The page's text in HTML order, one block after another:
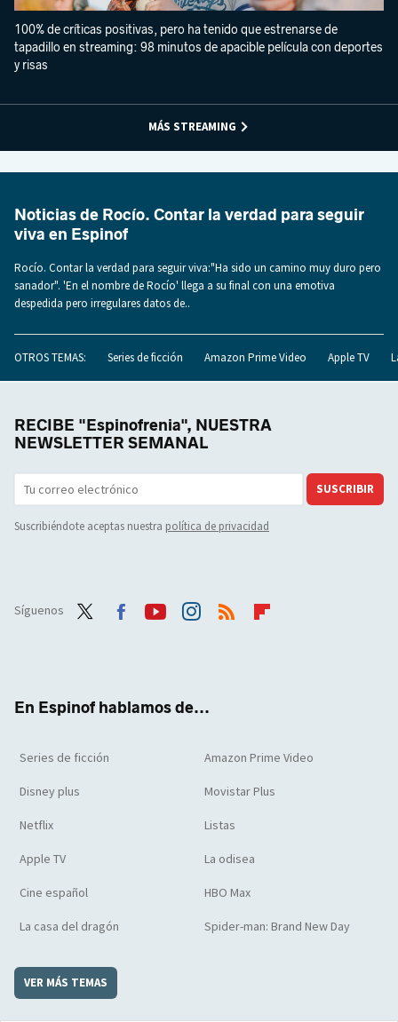
100% de críticas positivas, pero ha tenido que estrenarse de
tapadillo en streaming: 98 minutos de apacible película con deportes
y risas
MÁS STREAMING
Noticias de Rocío. Contar la verdad para seguir
viva en Espinof
Rocío. Contar la verdad para seguir viva:"Ha sido un camino muy duro pero
sanador". 'En el nombre de Rocío' llega a su final con una emotiva
despedida pero irregulares datos de..
OTROS TEMAS: Series de ficción Amazon Prime Video Apple TV
RECIBE "Espinofrenia", NUESTRA
NEWSLETTER SEMANAL
SUSCRIBIR
Suscribiéndote aceptas nuestra política de privacidad
Síguenos
En Espinof hablamos de...
Series de ficción Amazon Prime Video
Disney plus Movistar Plus
Netflix Listas
Apple TV La odisea
Cine español HBO Max
La casa del dragón Spider-man: Brand New Day
VER MÁS TEMAS